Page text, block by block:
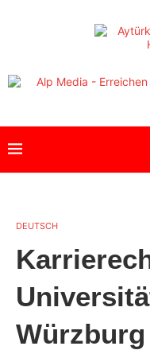
DEUTSCH
Würzburg